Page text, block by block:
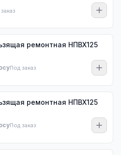
ремонтная НПВХ125
Под заказ
ремонтная НПВХ125
Под заказ